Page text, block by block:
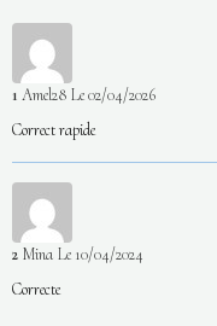
1 Amel28 Le 02/04/2026
Correct rapide
2 Mina Le 10/04/2024
Correcte